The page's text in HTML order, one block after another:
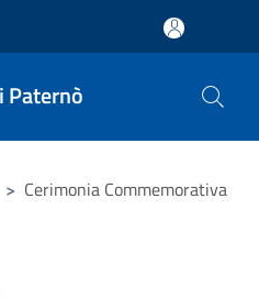
Paternò
> Cerimonia Commemorativa